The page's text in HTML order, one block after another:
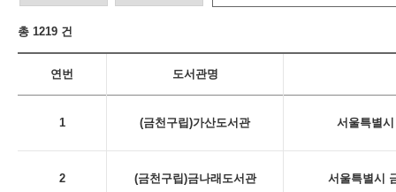
총 1219 건
연번 도서관명
1 (금천구립)가산도서관 서울특별
2 (금천구립)금나래도서관 서울특별시